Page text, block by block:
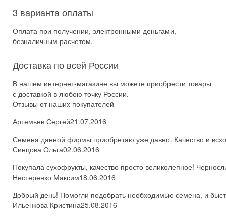
3 варианта оплаты
Оплата при получении, электронными деньгами,
безналичным расчетом.
Доставка по всей России
В нашем интернет-магазине вы можете приобрести товары
с доставкой в любою точку России.
Отзывы от наших покупателей
Артемьев Сергей21.07.2016
Семена данной фирмы приобретаю уже давно. Качество и
Синцова Ольга02.06.2016
Покупала сухофрукты, качество просто великолепное!
Нестеренко Максим18.06.2016
Добрый день! Помогли подобрать необходимые семена, и
Ильенкова Кристина25.08.2016